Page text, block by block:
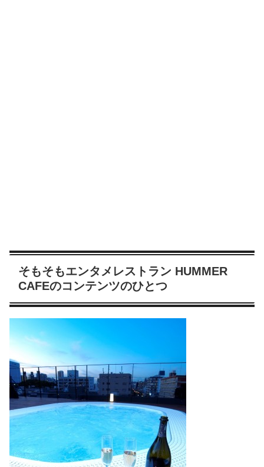
そもそもエンタメレストラン HUMMER
CAFEのコンテンツのひとつ